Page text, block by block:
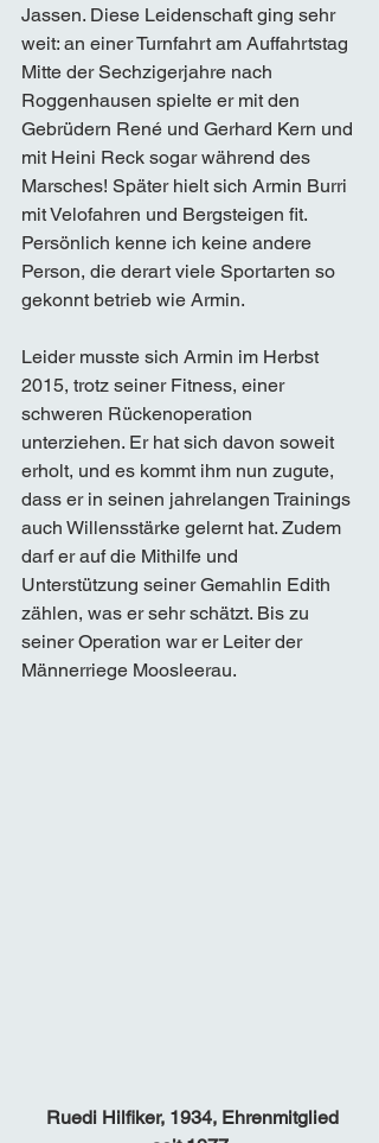
Jassen. Diese Leidenschaft ging sehr
weit: an einer Turnfahrt am Auffahrtstag
Mitte der Sechzigerjahre nach
Roggenhausen spielte er mit den
Gebrüdern René und Gerhard Kern und
mit Heini Reck sogar während des
Marsches! Später hielt sich Armin Burri
mit Velofahren und Bergsteigen fit.
Persönlich kenne ich keine andere
Person, die derart viele Sportarten so
gekonnt betrieb wie Armin.
Leider musste sich Armin im Herbst
2015, trotz seiner Fitness, einer
schweren Rückenoperation
unterziehen. Er hat sich davon soweit
erholt, und es kommt ihm nun zugute,
dass er in seinen jahrelangen Trainings
auch Willensstärke gelernt hat. Zudem
darf er auf die Mithilfe und
Unterstützung seiner Gemahlin Edith
zählen, was er sehr schätzt. Bis zu
seiner Operation war er Leiter der
Männerriege Moosleerau.
Ruedi Hilfiker, 1934, Ehrenmitglied